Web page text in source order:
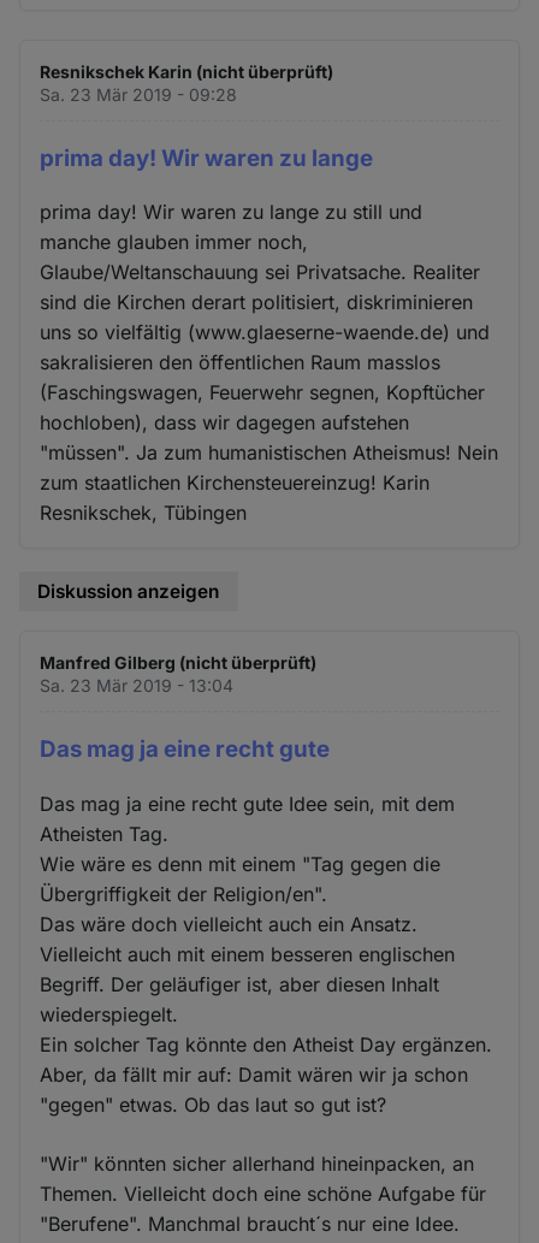
Resnikschek Karin (nicht überprüft)
Sa. 23 Mär 2019 - 09:28
prima day! Wir waren zu lange
prima day! Wir waren zu lange zu still und
manche glauben immer noch,
Glaube/Weltanschauung sei Privatsache. Realiter
sind die Kirchen derart politisiert, diskriminieren
uns so vielfältig (www.glaeserne-waende.de) und
sakralisieren den öffentlichen Raum masslos
(Faschingswagen, Feuerwehr segnen, Kopftücher
hochloben), dass wir dagegen aufstehen
"müssen". Ja zum humanistischen Atheismus! Nein
zum staatlichen Kirchensteuereinzug! Karin
Resnikschek, Tübingen
Diskussion anzeigen
Manfred Gilberg (nicht überprüft)
Sa. 23 Mär 2019 - 13:04
Das mag ja eine recht gute
Das mag ja eine recht gute Idee sein, mit dem
Atheisten Tag.
Wie wäre es denn mit einem "Tag gegen die
Übergriffigkeit der Religion/en".
Das wäre doch vielleicht auch ein Ansatz.
Vielleicht auch mit einem besseren englischen
Begriff. Der geläufiger ist, aber diesen Inhalt
wiederspiegelt.
Ein solcher Tag könnte den Atheist Day ergänzen.
Aber, da fällt mir auf: Damit wären wir ja schon
"gegen" etwas. Ob das laut so gut ist?
"Wir" könnten sicher allerhand hineinpacken, an
Themen. Vielleicht doch eine schöne Aufgabe für
"Berufene". Manchmal braucht´s nur eine Idee.